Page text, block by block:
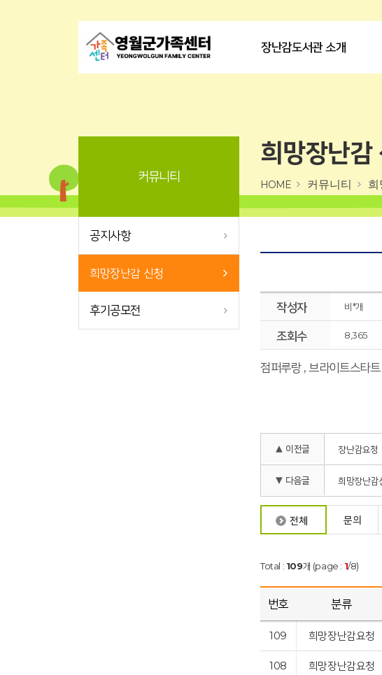
장난감도서관 소개
커뮤니티
공지사항
희망장난감 신청
후기공모전
희망장난감
HOME 커뮤니티 희
작성자 비*개
조회수 8,365
점퍼루랑 , 브라이트스타트
▲ 이전글 장난감요청
▼ 다음글 희망장난감
전체 문의
Total : 109개 (page : 1/8)
번호 분류
109 희망장난감요청
108 희망장난감요청